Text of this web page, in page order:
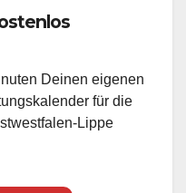
Deinen eigenen
für die
Lippe